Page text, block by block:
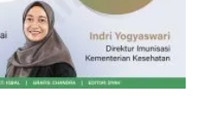
laki-laki